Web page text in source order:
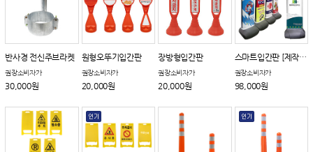
반사경 전신주브라켓
권장소비자가
30,000원
원형오뚜기입간판
권장소비자가
20,000원
장방형입간판
권장소비자가
20,000원
스마트입간판 [제작상품]
권장소비자가
98,000원